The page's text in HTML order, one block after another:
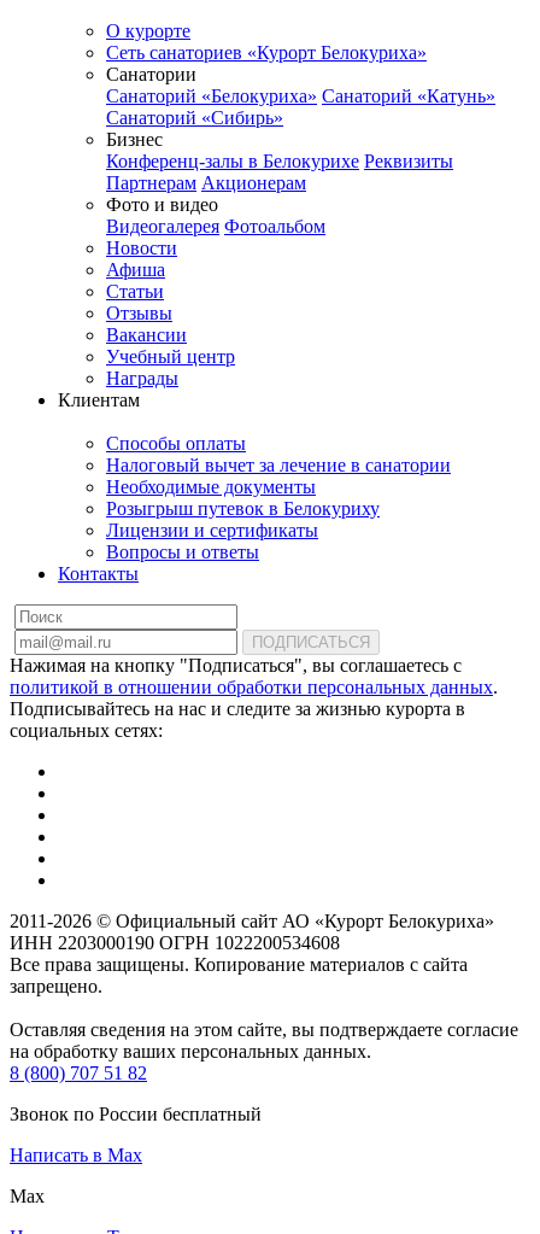
О курорте
Сеть санаториев «Курорт Белокуриха»
Санатории
Санаторий «Белокуриха» Санаторий «Катунь»
Санаторий «Сибирь»
Бизнес
Конференц-залы в Белокурихе Реквизиты
Партнерам Акционерам
Фото и видео
Видеогалерея Фотоальбом
Новости
Афиша
Статьи
Отзывы
Вакансии
Учебный центр
Награды
Клиентам
Способы оплаты
Налоговый вычет за лечение в санатории
Необходимые документы
Розыгрыш путевок в Белокуриху
Лицензии и сертификаты
Вопросы и ответы
Контакты
ПОДПИСАТЬСЯ
Нажимая на кнопку "Подписаться", вы соглашаетесь с
политикой в отношении обработки персональных данных.
Подписывайтесь на нас и следите за жизнью курорта в
социальных сетях:
2011-2026 © Официальный сайт АО «Курорт Белокуриха»
ИНН 2203000190 ОГРН 1022200534608
Все права защищены. Копирование материалов с сайта
запрещено.
Оставляя сведения на этом сайте, вы подтверждаете согласие
на обработку ваших персональных данных.
8 (800) 707 51 82
Звонок по России бесплатный
Написать в Max
Max